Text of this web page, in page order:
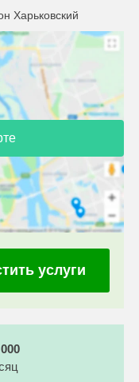
Харьковский
услуги